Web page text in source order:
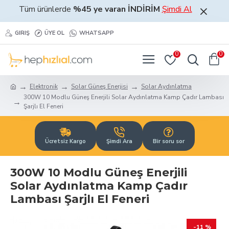
Tüm ürünlerde %45 ye varan İNDİRİM Şimdi Al
GIRIŞ ÜYE OL WHATSAPP
0 0
Elektronik Solar Güneş Enerjisi
Solar Aydınlatma
300W 10 Modlu Güneş Enerjili Solar Aydınlatma Kamp Çadır Lambası
Şarjlı El Feneri
Ücretsiz Kargo Şimdi Ara Bir soru sor
300W 10 Modlu Güneş Enerjili
Solar Aydınlatma Kamp Çadır
Lambası Şarjlı El Feneri
-11 %